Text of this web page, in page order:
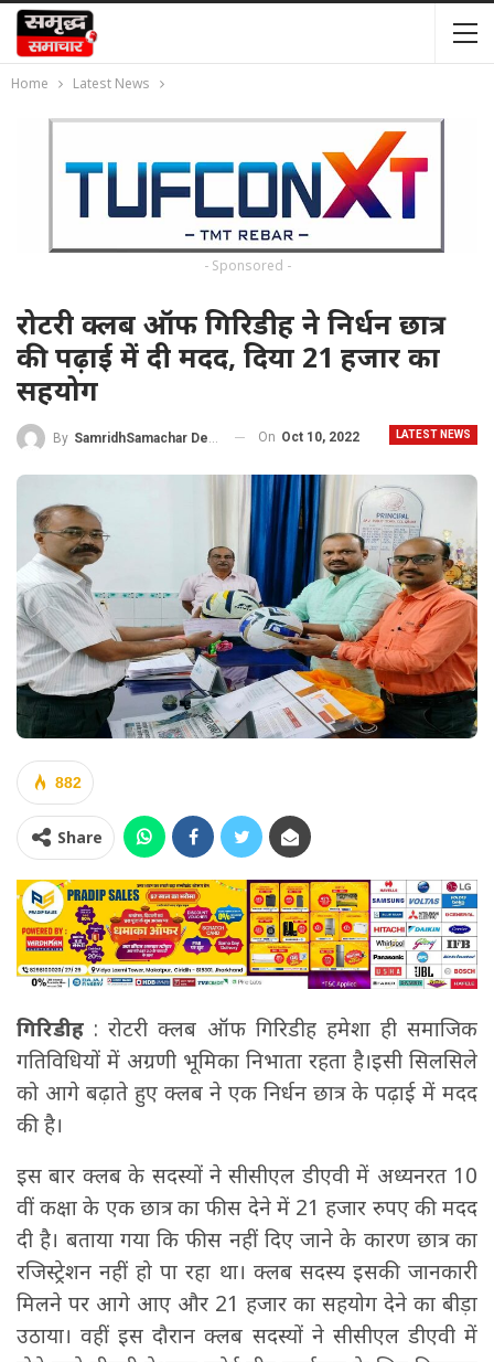
Home Latest News
- Sponsored -
रोटरी क्लब ऑफ गिरिडीह ने निर्धन छात्र
की पढ़ाई में दी मदद, दिया 21 हजार का
सहयोग
LATEST NEWS
By SamridhSamachar Desk On Oct 10, 2022
882
Share
गिरिडीह : रोटरी क्लब ऑफ गिरिडीह हमेशा ही समाजिक
गतिविधियों में अग्रणी भूमिका निभाता रहता है।इसी सिलसिले
को आगे बढ़ाते हुए क्लब ने एक निर्धन छात्र के पढ़ाई में मदद
की है।
इस बार क्लब के सदस्यों ने सीसीएल डीएवी में अध्यनरत 10
वीं कक्षा के एक छात्र का फीस देने में 21 हजार रुपए की मदद
दी है। बताया गया कि फीस नहीं दिए जाने के कारण छात्र का
रजिस्ट्रेशन नहीं हो पा रहा था। क्लब सदस्य इसकी जानकारी
मिलने पर आगे आए और 21 हजार का सहयोग देने का बीड़ा
उठाया। वहीं इस दौरान क्लब सदस्यों ने सीसीएल डीएवी में